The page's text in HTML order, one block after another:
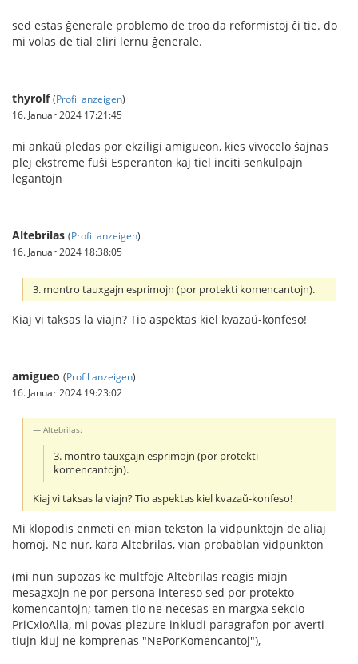
sed estas ĝenerale problemo de troo da reformistoj ĉi tie. do
mi volas de tial eliri lernu ĝenerale.
thyrolf (Profil anzeigen)
16. Januar 2024 17:21:45
mi ankaŭ pledas por ekziligi amigueon, kies vivocelo ŝajnas
plej ekstreme fuŝi Esperanton kaj tiel inciti senkulpajn
legantojn
Altebrilas (Profil anzeigen)
16. Januar 2024 18:38:05
3. montro tauxgajn esprimojn (por protekti komencantojn).
Kiaj vi taksas la viajn? Tio aspektas kiel kvazaŭ-konfeso!
amigueo (Profil anzeigen)
16. Januar 2024 19:23:02
Altebrilas:
3. montro tauxgajn esprimojn (por protekti
komencantojn).
Kiaj vi taksas la viajn? Tio aspektas kiel kvazaŭ-konfeso!
Mi klopodis enmeti en mian tekston la vidpunktojn de aliaj
homoj. Ne nur, kara Altebrilas, vian probablan vidpunkton
(mi nun supozas ke multfoje Altebrilas reagis miajn
mesagxojn ne por persona intereso sed por protekto
komencantojn; tamen tio ne necesas en margxa sekcio
PriCxioAlia, mi povas plezure inkludi paragrafon por averti
tiujn kiuj ne komprenas "NePorKomencantoj"),